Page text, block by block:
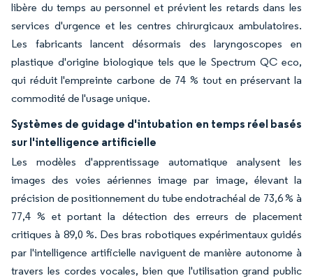
libère du temps au personnel et prévient les retards dans les
services d'urgence et les centres chirurgicaux ambulatoires.
Les fabricants lancent désormais des laryngoscopes en
plastique d'origine biologique tels que le Spectrum QC eco,
qui réduit l'empreinte carbone de 74 % tout en préservant la
commodité de l'usage unique.
Systèmes de guidage d'intubation en temps réel basés
sur l'intelligence artificielle
Les modèles d'apprentissage automatique analysent les
images des voies aériennes image par image, élevant la
précision de positionnement du tube endotrachéal de 73,6 % à
77,4 % et portant la détection des erreurs de placement
critiques à 89,0 %. Des bras robotiques expérimentaux guidés
par l'intelligence artificielle naviguent de manière autonome à
travers les cordes vocales, bien que l'utilisation grand public